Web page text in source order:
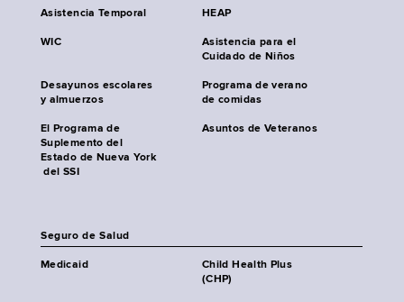
Asistencia Temporal HEAP
WIC
Asistencia para el
Cuidado de Niños
Desayunos escolares
y almuerzos
Programa de verano
de comidas
El Programa de
Suplemento del
Estado de Nueva York
del SSI
Asuntos de Veteranos
Seguro de Salud
Medicaid
Child Health Plus
(CHP)